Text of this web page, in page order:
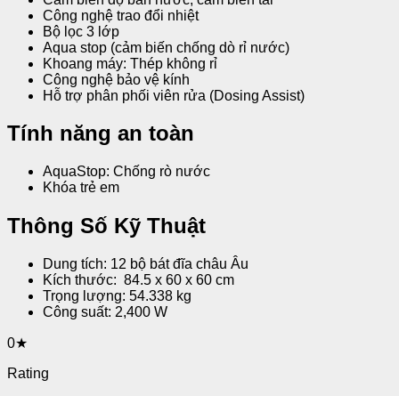
Công nghệ trao đổi nhiệt
Bộ lọc 3 lớp
Aqua stop (cảm biến chống dò rỉ nước)
Khoang máy: Thép không rỉ
Công nghệ bảo vệ kính
Hỗ trợ phân phối viên rửa (Dosing Assist)
Tính năng an toàn
AquaStop: Chống rò nước
Khóa trẻ em
Thông Số Kỹ Thuật
Dung tích: 12 bộ bát đĩa châu Âu
Kích thước: 84.5 x 60 x 60 cm
Trọng lượng: 54.338 kg
Công suất: 2,400 W
0★
Rating